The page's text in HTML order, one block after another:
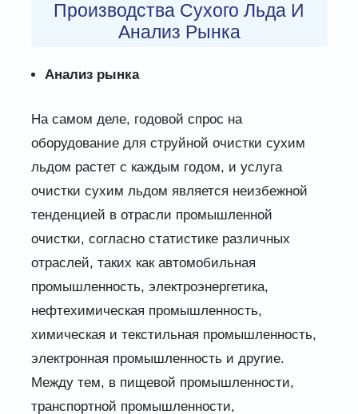
Производства Сухого Льда И
Анализ Рынка
Анализ рынка
На самом деле, годовой спрос на
оборудование для струйной очистки сухим
льдом растет с каждым годом, и услуга
очистки сухим льдом является неизбежной
тенденцией в отрасли промышленной
очистки, согласно статистике различных
отраслей, таких как автомобильная
промышленность, электроэнергетика,
нефтехимическая промышленность,
химическая и текстильная промышленность,
электронная промышленность и другие.
Между тем, в пищевой промышленности,
транспортной промышленности,